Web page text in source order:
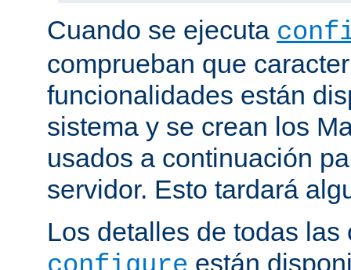
Cuando se ejecuta
comprueban que
funcionalidades están
sistema y se crean los
usados a continuación
servidor. Esto tardará
Los detalles de todas las
están